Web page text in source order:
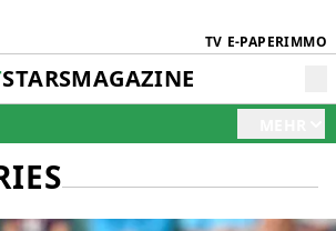
TV E-PAPERIMMO
STARSMAGAZINE